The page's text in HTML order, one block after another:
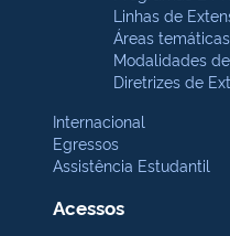
Linhas de
Áreas temáticas
Modalidades
Diretrizes de
Internacional
Egressos
Assistência Estudantil
Acessos